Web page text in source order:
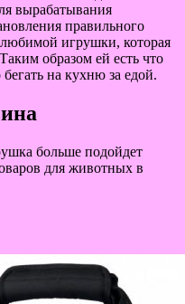
вырабатывания
правильного
игрушки, которая
образом ей есть что
на кухню за едой.
больше подойдет
для животных в